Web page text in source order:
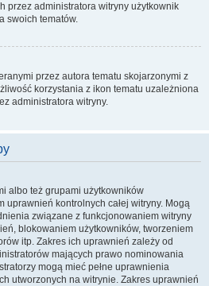
przez administratora witryny użytkownik
swoich tematów.
przez autora tematu skojarzonymi z
korzystania z ikon tematu uzależniona
administratora witryny.
albo też grupami użytkowników
uprawnień kontrolnych całej witryny. Mogą
związane z funkcjonowaniem witryny
blokowaniem użytkowników, tworzeniem
itp. Zakres ich uprawnień zależy od
mających prawo nominowania
mogą mieć pełne uprawnienia
utworzonych na witrynie. Zakres uprawnień